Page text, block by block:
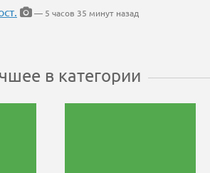
— 5 часов 35 минут назад
в категории